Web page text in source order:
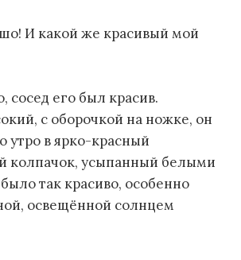
И какой же красивый мой
сосед его был красив.
с оборочкой на ножке, он
утро в ярко-красный
колпачок, усыпанный белыми
так красиво, особенно
освещённой солнцем